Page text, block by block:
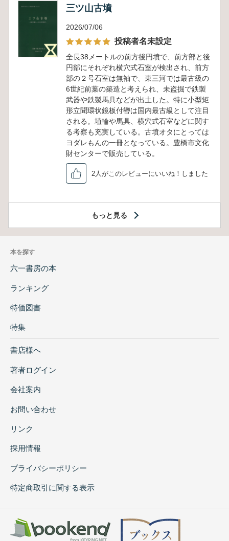
三ツ山古墳
2026/07/06
投稿者名未設定
全長38メートルの前方後円墳で、前方部と後
円部にそれぞれ横穴式石室が検出され、前方
部の２号石室は無袖で、東三河では最古級の
6世紀前葉の築造と考えられ、未盗掘で鉄製
武器や鉄製馬具などが出土した。特に小型矩
形立聞環状鏡板付轡は国内最古級として注目
される。埴輪や馬具、横穴式石室などに関す
る考察も充実している。古墳オタにとっては
ヨダレもんの一冊となっている。豊橋市文化
財センターで販売している。
2人がこのレビューにいいね！しました
もっと見る
本を探す
六一書房の本
ランキング
特価図書
特集
書店様へ
著者ログイン
会社案内
お問い合わせ
リンク
採用情報
プライバシーポリシー
特定商取引に関する表示